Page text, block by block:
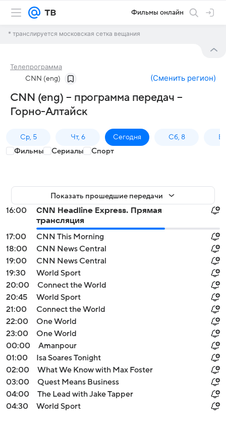
Фильмы онлайн
* транслируется московская сетка вещания
Телепрограмма
CNN (eng) (Сменить регион)
CNN (eng) – программа передач –
Горно-Алтайск
Ср, 5 Чт, 6 Сегодня Сб, 8
Фильмы Сериалы Спорт
Показать прошедшие передачи
16:00
CNN Headline Express. Прямая
трансляция
17:00
CNN This Morning
18:00
CNN News Central
19:00
CNN News Central
19:30
World Sport
20:00
Connect the World
20:45
World Sport
21:00
Connect the World
22:00
One World
23:00
One World
00:00
Amanpour
01:00
Isa Soares Tonight
02:00
What We Know with Max Foster
03:00
Quest Means Business
04:00
The Lead with Jake Tapper
04:30
World Sport